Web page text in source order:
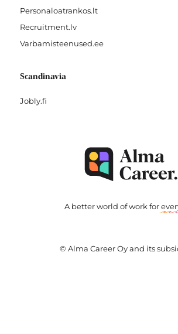
Personaloatrankos.lt
Recruitment.lv
Varbamisteenused.ee
Scandinavia
Jobly.fi
A better world of work for
© Alma Career Oy and its